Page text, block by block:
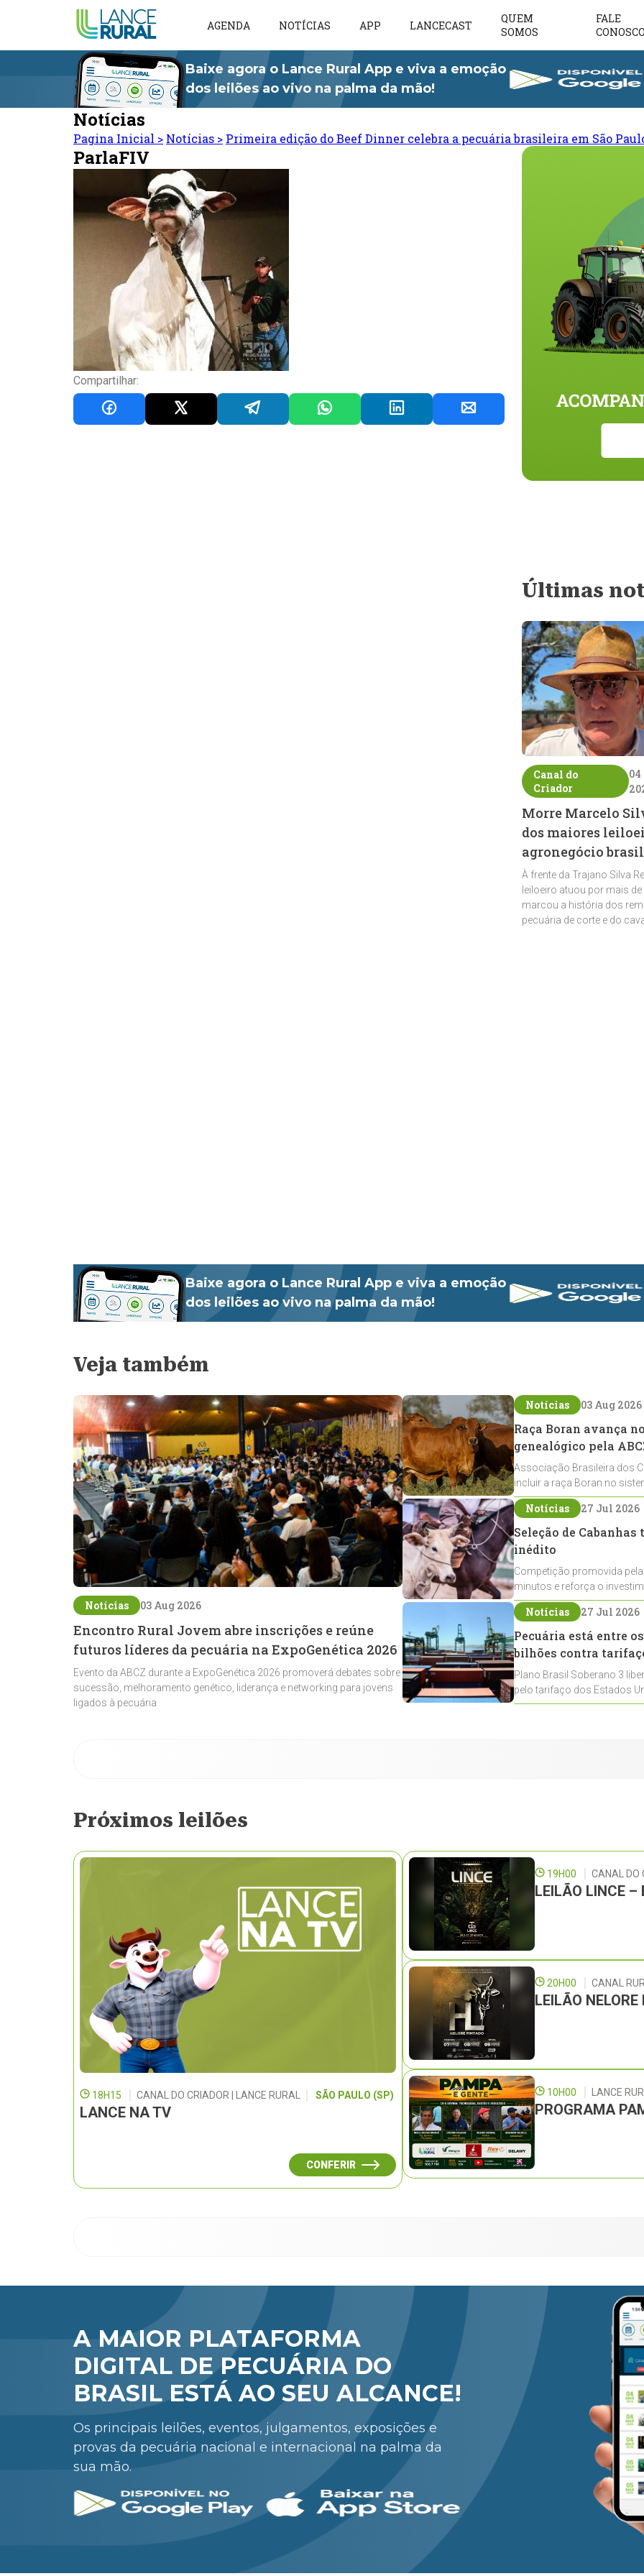
AGENDA NOTÍCIAS APP LANCECAST
QUEM
SOMOS
FALE
CONOSCO
Baixe agora o Lance Rural App e viva a emoção
dos leilões ao vivo na palma da mão!
Notícias
Pagina Inicial > Notícias > Primeira edição do Beef Dinner celebra a pecuária brasileira em São
ParlaFIV
Compartilhar:
Últimas
Canal do
Criador
04
Morre Marcelo
dos maiores
agronegócio
À frente da Trajano Silva
leiloeiro atuou por mais
marcou a história dos
pecuária de corte e do
Baixe agora o Lance Rural App e viva a emoção
dos leilões ao vivo na palma da mão!
Veja também
Notícias 03 Aug 2026
Encontro Rural Jovem abre inscrições e reúne
futuros líderes da pecuária na ExpoGenética 2026
Evento da ABCZ durante a ExpoGenética 2026 promoverá debates sobre
sucessão, melhoramento genético, liderança e networking para jovens
ligados à pecuária
Notícias 03 Aug 2026
Raça Boran avança
genealógico pela
Associação Brasileira dos
incluir a raça Boran no
expansão na pecuária
Notícias 27 Jul 2026
Seleção de
inédito
Competição promovida
minutos e reforça o
Crioulos voltados ao laço
Notícias 27 Jul 2026
Pecuária está entre
bilhões contra
Plano Brasil Soberano 3
pelo tarifaço dos Estados
contemplados
Próximos leilões
18H15 CANAL DO CRIADOR | LANCE RURAL SÃO PAULO (SP)
LANCE NA TV
CONFERIR
19H00 CANAL DO
LEILÃO LINCE –
20H00 CANAL
LEILÃO
10H00 LANCE
PROGRAMA
A MAIOR PLATAFORMA
DIGITAL DE PECUÁRIA DO
BRASIL ESTÁ AO SEU ALCANCE!
Os principais leilões, eventos, julgamentos, exposições e
provas da pecuária nacional e internacional na palma da
sua mão.